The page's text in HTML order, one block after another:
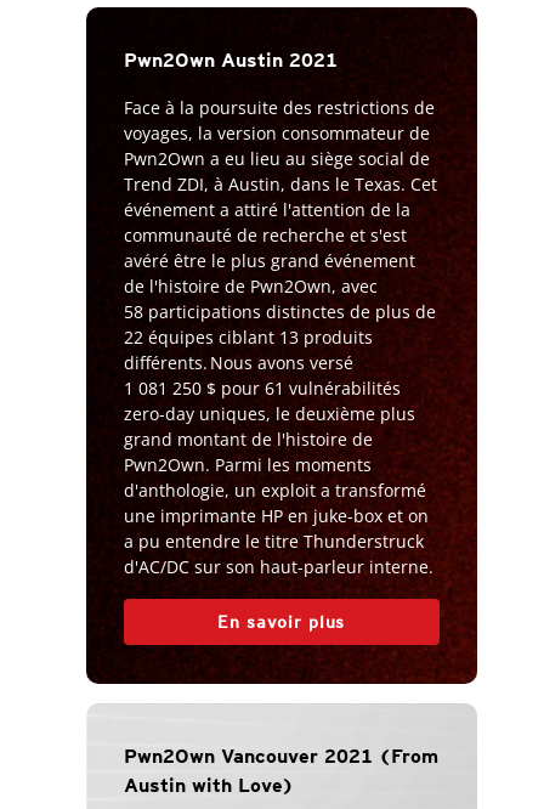
Pwn2Own Austin 2021
Face à la poursuite des restrictions de
voyages, la version consommateur de
Pwn2Own a eu lieu au siège social de
Trend ZDI, à Austin, dans le Texas. Cet
événement a attiré l'attention de la
communauté de recherche et s'est
avéré être le plus grand événement
de l'histoire de Pwn2Own, avec
58 participations distinctes de plus de
22 équipes ciblant 13 produits
différents. Nous avons versé
1 081 250 $ pour 61 vulnérabilités
zero-day uniques, le deuxième plus
grand montant de l'histoire de
Pwn2Own. Parmi les moments
d'anthologie, un exploit a transformé
une imprimante HP en juke-box et on
a pu entendre le titre Thunderstruck
d'AC/DC sur son haut-parleur interne.
En savoir plus
Pwn2Own Vancouver 2021 (From
Austin with Love)